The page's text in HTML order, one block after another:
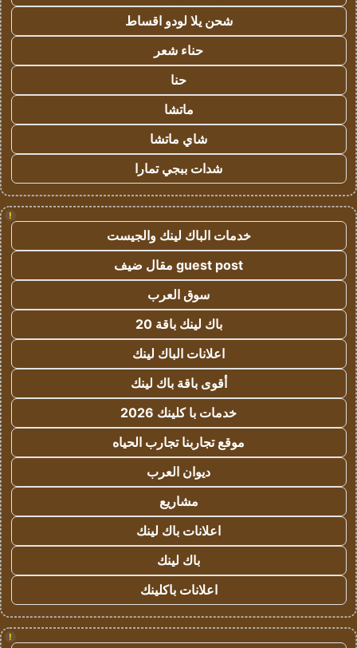
شحن يلا لودو اقساط
حناء شعر
حنا
ماتشا
شاي ماتشا
شدات ببجي تمارا
!
خدمات الباك لينك والجيست
guest post مقال ضيف
سوق العرب
باك لينك باقة 20
اعلانات الباك لينك
أقوى باقة باك لينك
خدمات با كلينك 2026
موقع تجاربنا تجارب الحياه
ديوان العرب
مشاريع
اعلانات باك لينك
باك لينك
اعلانات باكلينك
!